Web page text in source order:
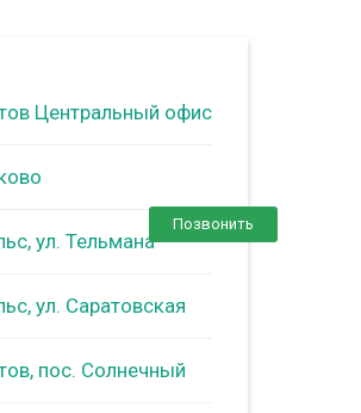
Позвонить
Центральный офис
ул. Тельмана
ул. Саратовская
пос. Солнечный